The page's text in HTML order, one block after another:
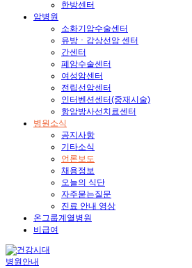
한방센터
암병원
소화기암수술센터
유방ㆍ갑상선암 센터
간센터
폐암수술센터
여성암센터
전립선암센터
인터벤션센터(중재시술)
항암방사선치료센터
병원소식
공지사항
기타소식
언론보도
채용정보
오늘의 식단
자주묻는질문
진료 안내 영상
온그룹계열병원
비급여
병원안내